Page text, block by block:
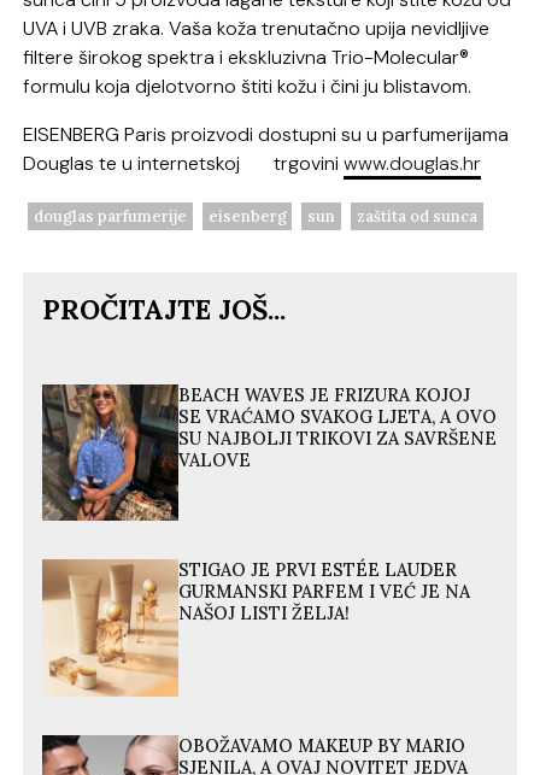
UVA i UVB zraka.Vaša koža trenutačno upija nevidljive
filtere širokog spektra i ekskluzivna Trio-Molecular®
formulu koja djelotvorno štiti kožu i čini ju blistavom.
EISENBERG Parisproizvodi dostupni su u parfumerijama
Douglas te u internetskoj
trgoviniwww.douglas.hr
douglas parfumerije eisenberg sun zaštita od sunca
PROČITAJTE JOŠ...
BEACH WAVES JE FRIZURA KOJOJ
SE VRAĆAMO SVAKOG LJETA, A OVO
SU NAJBOLJI TRIKOVI ZA SAVRŠENE
VALOVE
STIGAO JE PRVI ESTÉE LAUDER
GURMANSKI PARFEM I VEĆ JE NA
NAŠOJ LISTI ŽELJA!
OBOŽAVAMO MAKEUP BY MARIO
SJENILA, A OVAJ NOVITET JEDVA